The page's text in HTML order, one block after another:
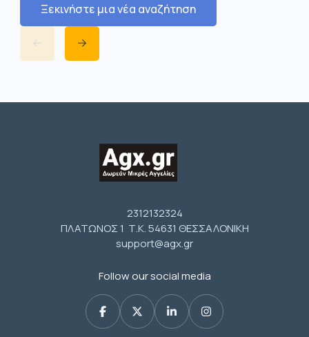
Ξεκινήστε μια νέα αναζήτηση
2312132324
ΠΛΑΤΩΝΟΣ 1 Τ.Κ. 54631 ΘΕΣΣΑΛΟΝΙΚΗ
support@agx.gr
Follow our social media